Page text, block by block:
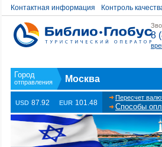
Контактная информация Контроль
8
Москва
USD 87.92 EUR 101.48
Пересчет
Способы